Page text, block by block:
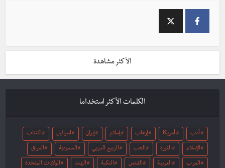
الأكثر مشاهدة
الكلمات الأكثر استخداما
أدب أمريكا إرهاب إسلام إيران اسرائيل اكتئاب
الإسلام الثورة الحب الربيع العربي السعودية العراق
العرب العربية القدس النكبة الهند الولايات المتحدة